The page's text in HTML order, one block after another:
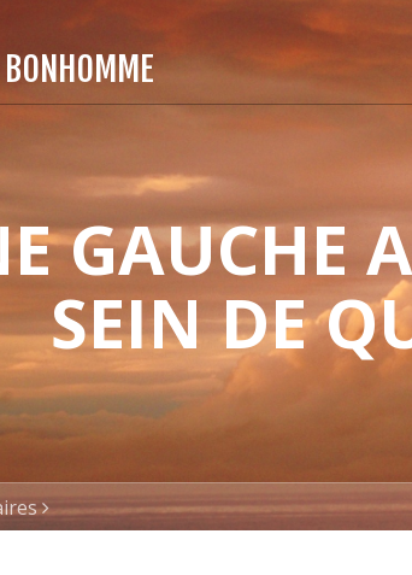
GAUCHE
SEIN DE